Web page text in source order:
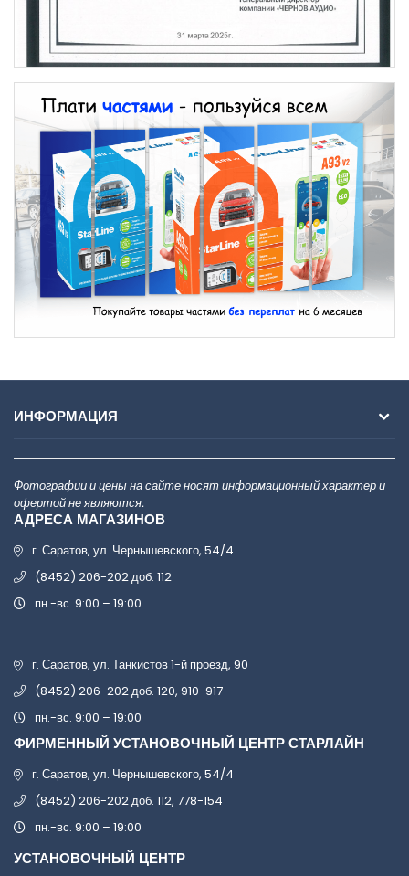
ИНФОРМАЦИЯ
Фотографии и цены на сайте носят информационный характер и
офертой не являются.
АДРЕСА МАГАЗИНОВ
г. Саратов, ул. Чернышевского, 54/4
(8452) 206-202 доб. 112
пн.-вс. 9:00 – 19:00
г. Саратов, ул. Танкистов 1-й проезд, 90
(8452) 206-202 доб. 120, 910-917
пн.-вс. 9:00 – 19:00
ФИРМЕННЫЙ УСТАНОВОЧНЫЙ ЦЕНТР СТАРЛАЙН
г. Саратов, ул. Чернышевского, 54/4
(8452) 206-202 доб. 112, 778-154
пн.-вс. 9:00 – 19:00
УСТАНОВОЧНЫЙ ЦЕНТР